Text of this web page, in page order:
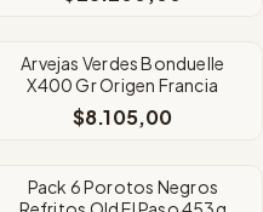
Arvejas Verdes Bonduelle
X400 Gr Origen Francia
$8.105,00
Pack 6 Porotos Negros